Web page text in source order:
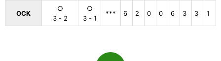
OCK
○
3 - 2
○
3 - 1
*** 6 2 0 0 6 3 3 1